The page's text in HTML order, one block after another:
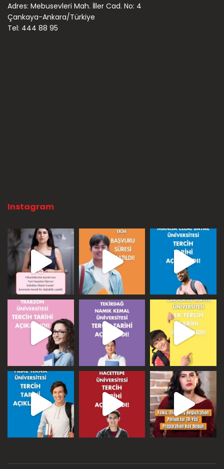
Adres: Mebusevleri Mah. İller Cad. No: 4
Çankaya-Ankara/Türkiye
Tel: 444 88 95
Instagram